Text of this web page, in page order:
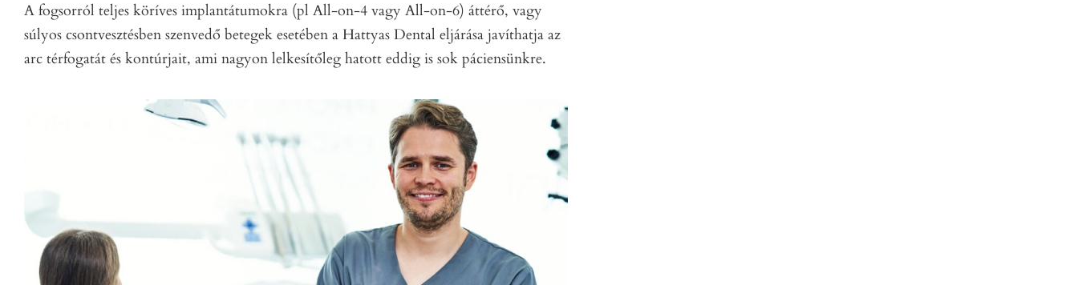
A fogsorról teljes köríves implantátumokra (pl All-on-4 vagy All-on-6) áttérő, vagy
súlyos csontvesztésben szenvedő betegek esetében a Hattyas Dental eljárása javíthatja az
arc térfogatát és kontúrjait, ami nagyon lelkesítőleg hatott eddig is sok páciensünkre.